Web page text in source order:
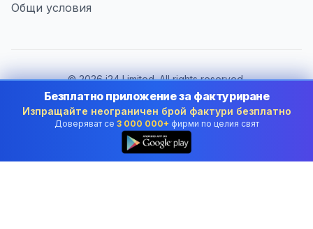
Общи условия
©2026i24 Limited. All rights reserved.
В услуга на бизнеса в Bulgaria
Смяна на държава:
Bulgaria
Безплатно приложение за фактуриране
Изпращайте неограничен брой фактури безплатно
Доверяват се 3 000 000+ фирми по целия свят